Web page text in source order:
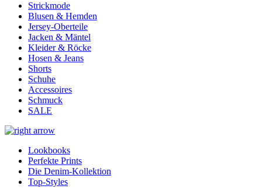
Strickmode
Blusen & Hemden
Jersey-Oberteile
Jacken & Mäntel
Kleider & Röcke
Hosen & Jeans
Shorts
Schuhe
Accessoires
Schmuck
SALE
Lookbooks
Perfekte Prints
Die Denim-Kollektion
Top-Styles